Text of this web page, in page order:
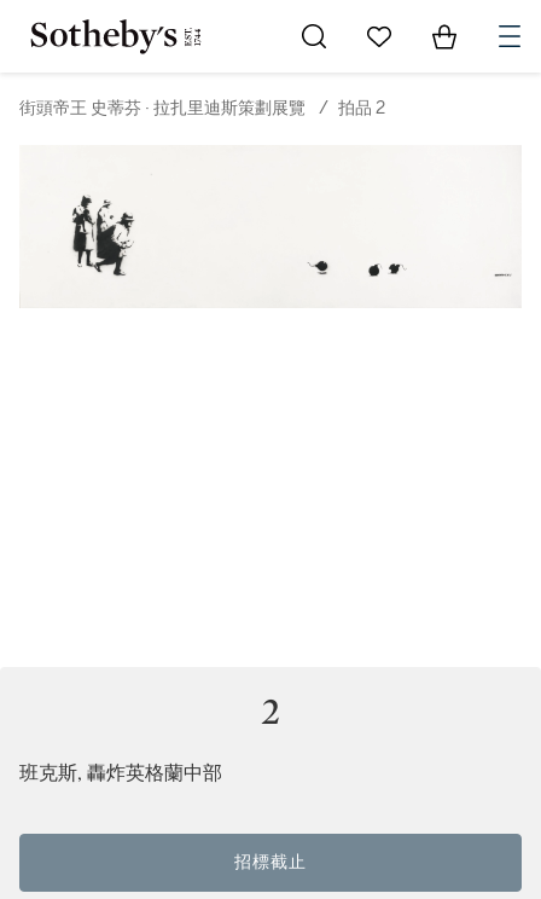
Go to My Favorites
Items in
街頭帝王 史蒂芬 · 拉扎里迪斯策劃展覽 / 拍品 2
2
班克斯, 轟炸英格蘭中部
招標截止